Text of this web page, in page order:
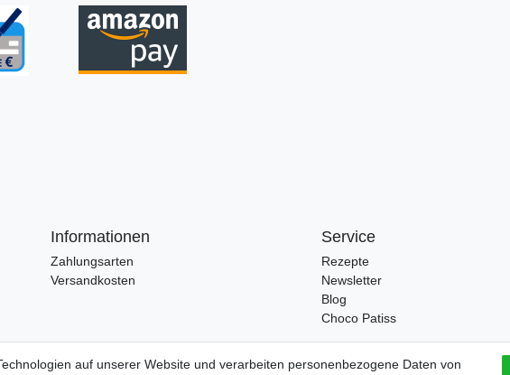
Informationen
Zahlungsarten
Versandkosten
Service
Rezepte
Newsletter
Blog
Choco Patiss
auf unserer Website und verarbeiten personenbezogene Daten von